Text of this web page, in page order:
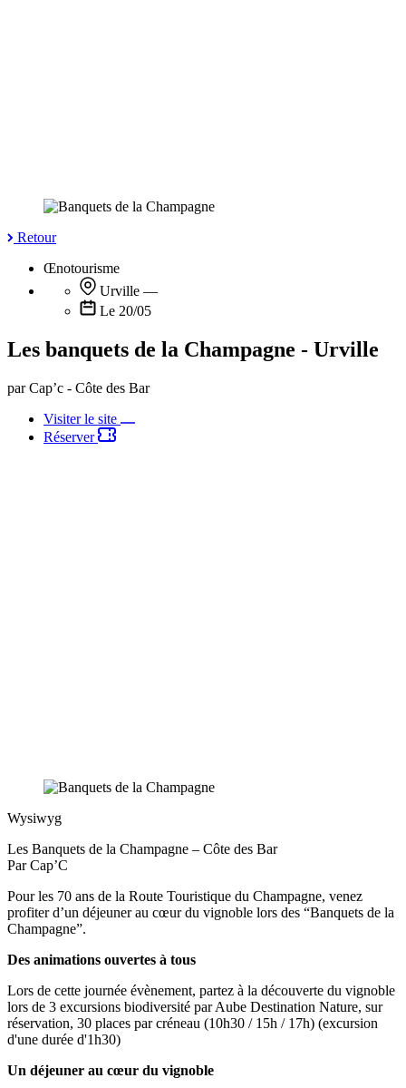
Retour
Œnotourisme
Urville —
Le 20/05
Les banquets de la Champagne - Urville
par Cap’c - Côte des Bar
Visiter le site
Réserver
Wysiwyg
Les Banquets de la Champagne – Côte des Bar
ParCap’C
Pour les 70 ans de la Route Touristique du Champagne, venez
profiter d’un déjeuner au cœur du vignoble lors des “Banquets de la
Champagne”.
Des animations ouvertes à tous
Lors de cette journée évènement, partez à la découverte du vignoble
lors de 3 excursions biodiversité par Aube Destination Nature, sur
réservation, 30 places par créneau (10h30 / 15h / 17h) (excursion
d'une durée d'1h30)
Un déjeuner au cœur du vignoble